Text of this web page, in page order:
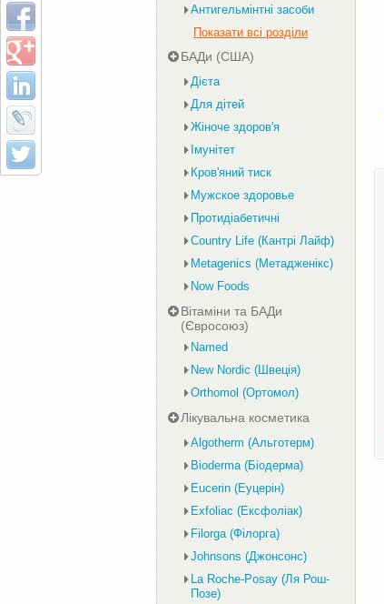
Антигельмінтні засоби
Показати всі розділи
БАДи (США)
Дієта
Для дітей
Жіноче здоров'я
Імунітет
Кров'яний тиск
Мужское здоровье
Протидіабетичні
Country Life (Кантрі Лайф)
Metagenics (Метадженікс)
Now Foods
Вітаміни та БАДи
(Євросоюз)
Named
New Nordic (Швеція)
Orthomol (Ортомол)
Лікувальна косметика
Algotherm (Альготерм)
Bioderma (Біодерма)
Eucerin (Еуцерін)
Exfoliac (Ексфоліак)
Filorga (Філорга)
Johnsons (Джонсонс)
La Roche-Posay (Ля Рош-
Позе)